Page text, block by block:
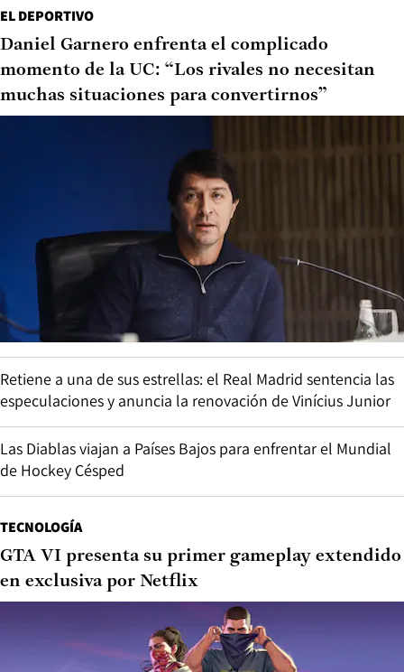
EL DEPORTIVO
Daniel Garnero enfrenta el complicado
momento de la UC: “Los rivales no necesitan
muchas situaciones para convertirnos”
Retiene a una de sus estrellas: el Real Madrid sentencia las
especulaciones y anuncia la renovación de Vinícius Junior
Las Diablas viajan a Países Bajos para enfrentar el Mundial
de Hockey Césped
TECNOLOGÍA
GTA VI presenta su primer gameplay extendido
en exclusiva por Netflix